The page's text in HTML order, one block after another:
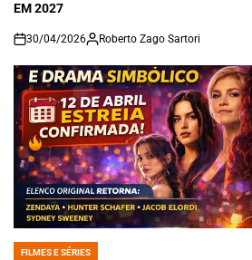
EM 2027
on
30/04/2026 Roberto Zago Sartori
POSTED
FILMES E SÉRIES